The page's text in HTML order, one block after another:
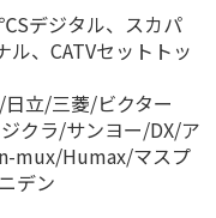
デジタル、スカパ
、CATVセットトッ
立/三菱/ビクター
クラ/サンヨー/DX/ア
mux/Humax/マスプ
デン